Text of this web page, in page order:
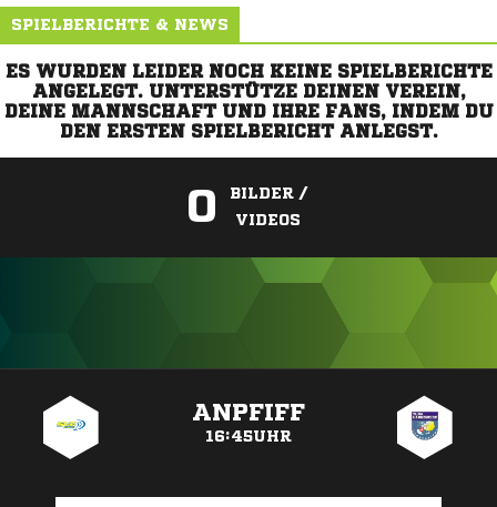
SPIELBERICHTE & NEWS
ES WURDEN LEIDER NOCH KEINE SPIELBERICHTE
ANGELEGT. UNTERSTÜTZE DEINEN VEREIN,
DEINE MANNSCHAFT UND IHRE FANS, INDEM DU
DEN ERSTEN SPIELBERICHT ANLEGST.
0
BILDER /
VIDEOS
ANPFIFF
16:45UHR